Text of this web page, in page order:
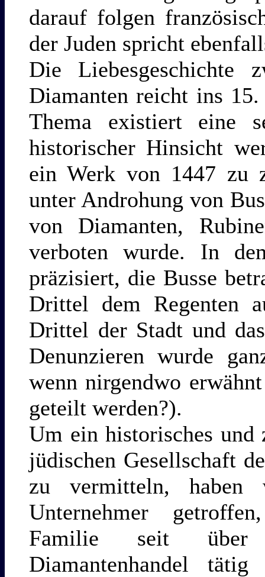
darauf folgen
der Juden spricht
Die Liebesgeschichte
Diamanten reicht ins
Thema existiert eine
historischer Hinsicht
ein Werk von 1447 zu
unter Androhung von
von Diamanten,
verboten wurde. In
präzisiert, die Busse
Drittel dem Regenten
Drittel der Stadt und
Denunzieren wurde
wenn nirgendwo
geteilt werden?).
Um ein historisches
jüdischen Gesellschaft
zu vermitteln,
Unternehmer
Familie seit über
Diamantenhandel